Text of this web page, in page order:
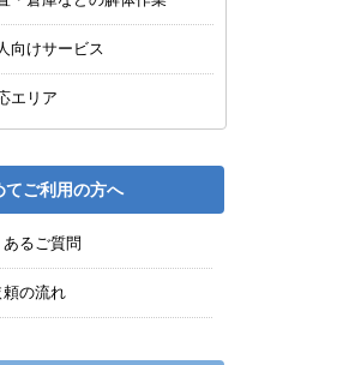
向けサービス
エリア
てご利用の方へ
あるご質問
頼の流れ